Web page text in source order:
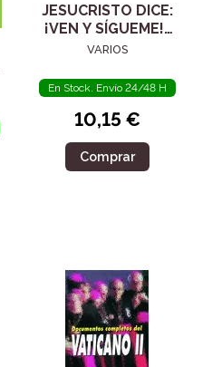
JESUCRISTO DICE:
¡VEN Y SÍGUEME!-
CATEQUISTA
VARIOS
En Stock. Envío 24/48 H
10,15 €
Comprar